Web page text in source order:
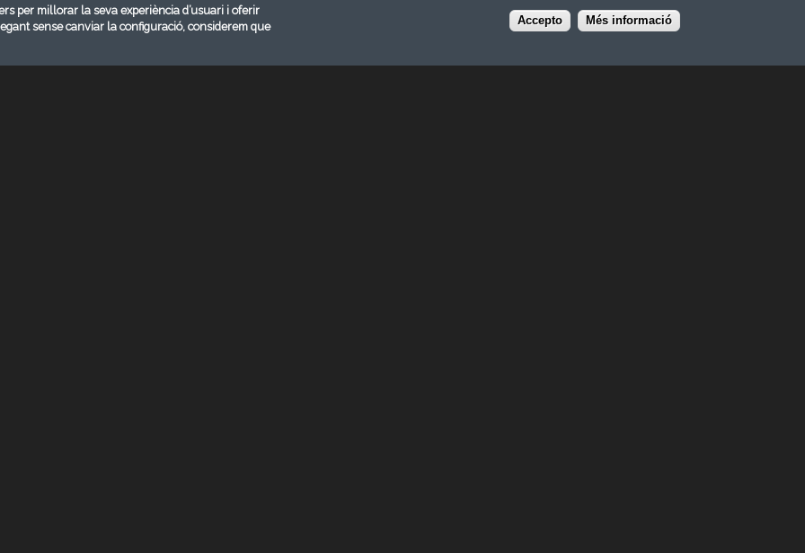
per millorar la seva experiència d’usuari i oferir
sense canviar la configuració, considerem que
Accepto Més informació